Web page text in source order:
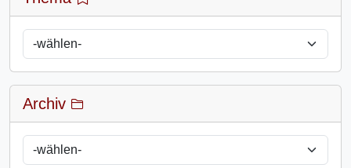
Archiv